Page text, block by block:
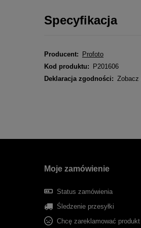
Specyfikacja
Producent: Profoto
Kod produktu: P201606
Deklaracja zgodności: Zobacz
Moje zamówienie
Status zamówienia
Śledzenie przesyłki
Chcę zareklamować produkt